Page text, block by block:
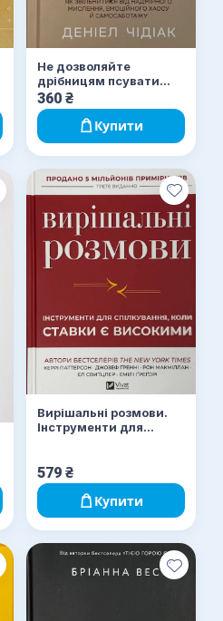
Не дозволяйте
дрібницям псувати
ваше життя. Як
звільнитися від
надмірного мислення,
емоційного хаосу й
самосаботажу
360 ₴
Купити
Вирішальні розмови.
Інструменти для
579 ₴
Купити